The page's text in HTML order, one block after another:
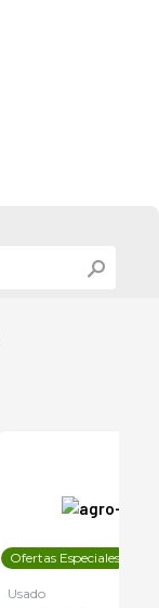
Ofertas Especiales
Usado